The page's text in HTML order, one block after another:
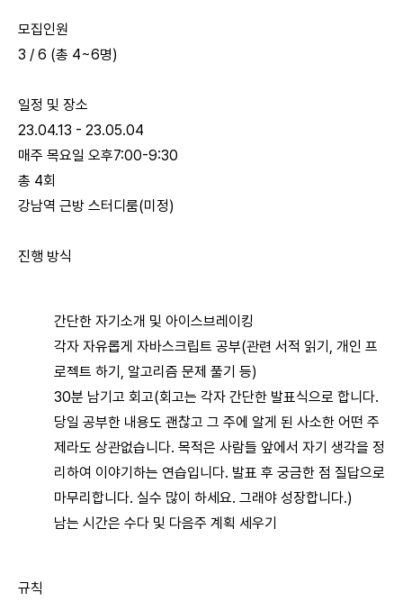
모집인원
3 / 6 (총 4~6명)
일정 및 장소
23.04.13 - 23.05.04
매주 목요일 오후7:00-9:30
총 4회
강남역 근방 스터디룸(미정)
진행 방식
간단한 자기소개 및 아이스브레이킹
각자 자유롭게 자바스크립트 공부(관련 서적 읽기, 개인 프
로젝트 하기, 알고리즘 문제 풀기 등)
30분 남기고 회고(회고는 각자 간단한 발표식으로 합니다.
당일 공부한 내용도 괜찮고 그 주에 알게 된 사소한 어떤 주
제라도 상관없습니다. 목적은 사람들 앞에서 자기 생각을 정
리하여 이야기하는 연습입니다. 발표 후 궁금한 점 질답으로
마무리합니다. 실수 많이 하세요. 그래야 성장합니다.)
남는 시간은 수다 및 다음주 계획 세우기
규칙